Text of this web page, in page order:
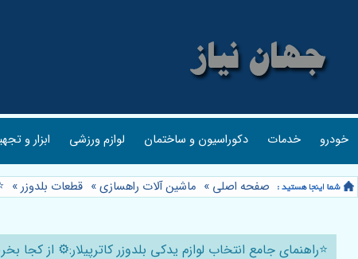
خودرو خدمات دکوراسیون و ساختمان لوازم ورزشی ابزار و
صفحه اصلی » ماشین آلات راهسازی» قطعات بلدوزر»
⭐️راهنمای جامع انتخاب لوازم یدکی بلدوزر کاترپیلار:⚙️ از کجا